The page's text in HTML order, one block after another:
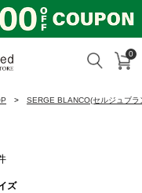
検索 カ
0
SERGE BLANCO(セルジュブ
ズ